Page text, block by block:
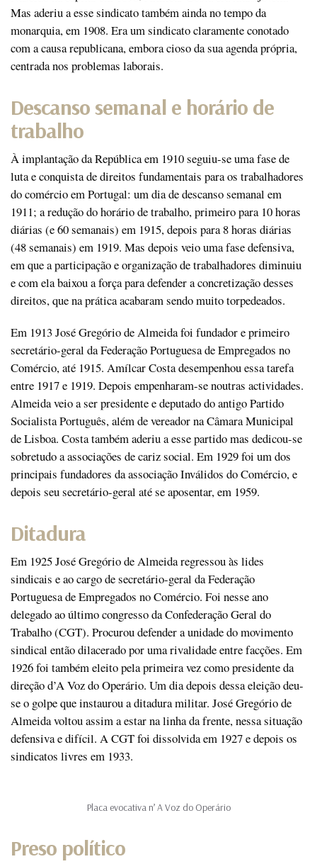
Mas aderiu a esse sindicato também ainda no tempo da
monarquia, em 1908. Era um sindicato claramente conotado
com a causa republicana, embora cioso da sua agenda própria,
centrada nos problemas laborais.
Descanso semanal e horário de
trabalho
À implantação da República em 1910 seguiu-se uma fase de
luta e conquista de direitos fundamentais para os trabalhadores
do comércio em Portugal: um dia de descanso semanal em
1911; a redução do horário de trabalho, primeiro para 10 horas
diárias (e 60 semanais) em 1915, depois para 8 horas diárias
(48 semanais) em 1919. Mas depois veio uma fase defensiva,
em que a participação e organização de trabalhadores diminuiu
e com ela baixou a força para defender a concretização desses
direitos, que na prática acabaram sendo muito torpedeados.
Em 1913 José Gregório de Almeida foi fundador e primeiro
secretário-geral da Federação Portuguesa de Empregados no
Comércio, até 1915. Amílcar Costa desempenhou essa tarefa
entre 1917 e 1919. Depois empenharam-se noutras actividades.
Almeida veio a ser presidente e deputado do antigo Partido
Socialista Português, além de vereador na Câmara Municipal
de Lisboa. Costa também aderiu a esse partido mas dedicou-se
sobretudo a associações de cariz social. Em 1929 foi um dos
principais fundadores da associação Inválidos do Comércio, e
depois seu secretário-geral até se aposentar, em 1959.
Ditadura
Em 1925 José Gregório de Almeida regressou às lides
sindicais e ao cargo de secretário-geral da Federação
Portuguesa de Empregados no Comércio. Foi nesse ano
delegado ao último congresso da Confederação Geral do
Trabalho (CGT). Procurou defender a unidade do movimento
sindical então dilacerado por uma rivalidade entre facções. Em
1926 foi também eleito pela primeira vez como presidente da
direção d’A Voz do Operário. Um dia depois dessa eleição deu-
se o golpe que instaurou a ditadura militar. José Gregório de
Almeida voltou assim a estar na linha da frente, nessa situação
defensiva e difícil. A CGT foi dissolvida em 1927 e depois os
sindicatos livres em 1933.
Placa evocativa n’ A Voz do Operário
Preso político